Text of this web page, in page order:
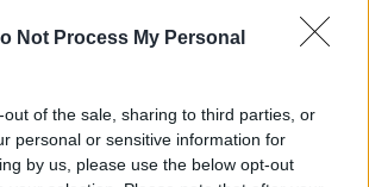
Not Process My Personal
out of the sale, sharing to third parties, or
personal or sensitive information for
by us, please use the below opt-out
Henriksen
en hajfinne tæt på stranden vil